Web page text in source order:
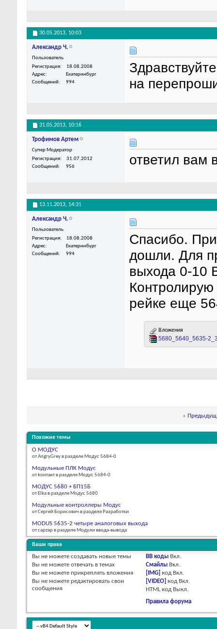
30.05.2013, 10:03
Александр Ч.
Пользователь
Регистрация
18.08.2008
Адрес
Екатеринбург
Сообщений
994
на
31.05.2013, 10:16
Трофимов Артем
Супер Модератор
Регистрация
31.07.2012
Сообщений
956 ответил вам
13.11.2013, 14:31
Александр Ч.
Пользователь
Регистрация
18.08.2008
Адрес
Екатеринбург
Сообщений
994
Спасибо.
дошли. Для
выхода 0-10
рейке еще
Вложения
5680_5640_5635-
«
Похожие темы
О МОДУС
от AngryGrey в разделе Модус 5684-0
Модульные ПЛК Модус
от kонтакт в разделе Модус 5684-0
МОДУС 5680 + БП15Б
от Elka в разделе Модус 5680
Модульные контроллеры Модус
от Сергей Борисович в разделе Разработки
MODUS 5635-2 четыре аналоговых выхода
от capzap в разделе Модули ввода-вывода
Ваши права
Вы не можете создавать новые темы
Вы не можете отвечать в темах
Вы не можете прикреплять вложения
Вы не можете редактировать свои
сообщения
BB коды Вкл.
Смайлы Вкл.
[IMG] код Вкл.
[VIDEO] код Вкл.
HTML код Выкл.
Правила форума